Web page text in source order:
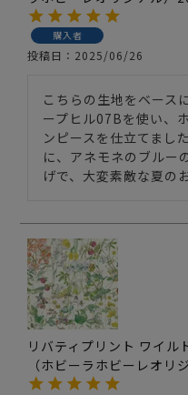
購入者
投稿日 2025/06/26
こちらの生地をベース
ープヒル07Bを使い、
ンピースを仕立てまし
に、アネモネのブルー
げで、大変素敵な夏の
リバティプリント ワイル
（ホビーラホビーレオリ